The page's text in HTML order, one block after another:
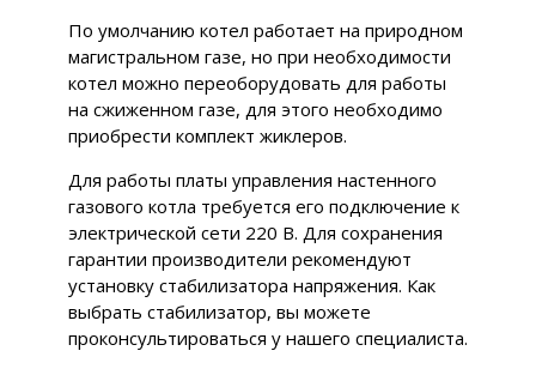
По умолчанию котел работает на природном
магистральном газе, но при необходимости
котел можно переоборудовать для работы
на сжиженном газе, для этого необходимо
приобрести комплект жиклеров.
Для работы платы управления настенного
газового котла требуется его подключение к
электрической сети 220 В. Для сохранения
гарантии производители рекомендуют
установку стабилизатора напряжения. Как
выбрать стабилизатор, вы можете
проконсультироваться у нашего специалиста.